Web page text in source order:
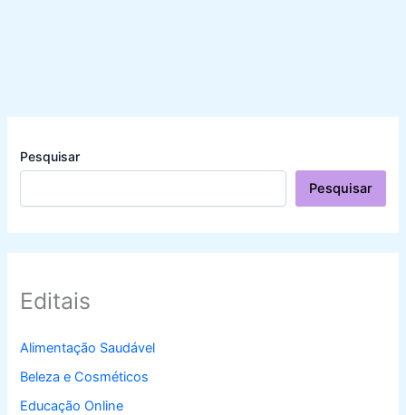
Pesquisar
Pesquisar
Editais
Alimentação Saudável
Beleza e Cosméticos
Educação Online